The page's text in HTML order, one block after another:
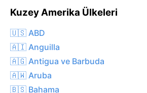
Kuzey Amerika Ülkeleri
🇺🇸 ABD
🇦🇮 Anguilla
🇦🇬 Antigua ve Barbuda
🇦🇼 Aruba
🇧🇸 Bahama